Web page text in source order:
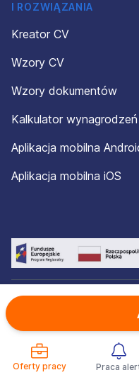
Oferty pracy Praca
I ROZWIĄZANIA
Kreator CV
Wzory CV
Wzory dokumentów
Kalkulator wynagrodzeń
Aplikacja mobilna
Aplikacja mobilna iOS
© 2012-2026 Aplikuj.pl®.